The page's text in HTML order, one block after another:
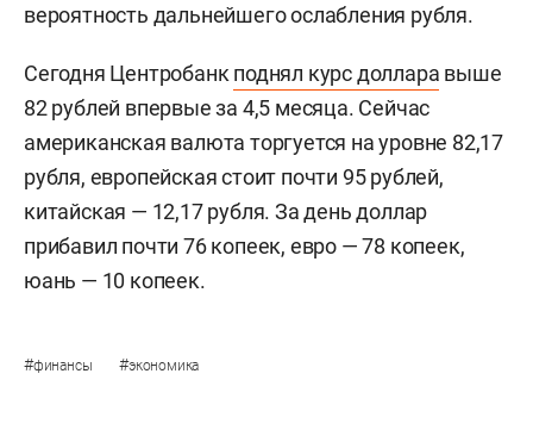
вероятность дальнейшего ослабления рубля.
Сегодня Центробанк поднял курс доллара выше
82 рублей впервые за 4,5 месяца. Сейчас
американская валюта торгуется на уровне 82,17
рубля, европейская стоит почти 95 рублей,
китайская — 12,17 рубля. За день доллар
прибавил почти 76 копеек, евро — 78 копеек,
юань — 10 копеек.
#финансы #экономика